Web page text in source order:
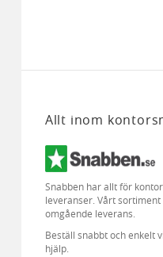
Allt inom
Snabben har allt för
leveranser. Vårt
omgående leverans.
Beställ snabbt och enkelt
hjälp.